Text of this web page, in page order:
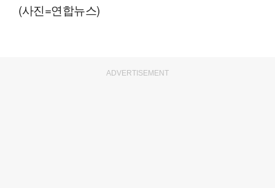
(사진=연합뉴스)
ADVERTISEMENT